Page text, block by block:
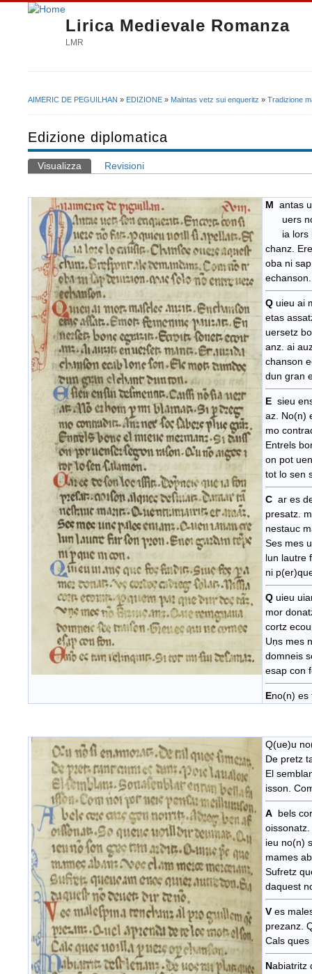
Lirica Medievale Romanza
LMR
AIMERIC DE PEGUILHAN » EDIZIONE » Maintas vetz sui enqueritz » Tradizione
Edizione diplomatica
Schede primarie
Visualizza (scheda attiva)
Revisioni
M antas
uers
ia lors
chanz.
oba ni
echanson.
Q uieu ai
etas
uersetz
anz. ai
chanson
dun gran
E sieu
az. No(n)
mo
Entrels
on pot
tot lo sen
C ar es
presatz.
nestauc
Ses mes
lun lautre
ni
Q uieu
mor
cortz
Uṇs mes
domneis
esap con
Eno(n) es
Q(ue)u
De pretz
El
isson.
A bels
ieu no(n)
mames
Sufretz
daquest
V es
prezanz.
Cals
Nabiatritz